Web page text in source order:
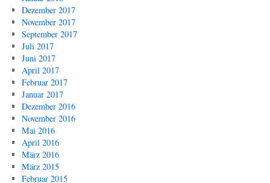
Dezember 2017
November 2017
September 2017
Juli 2017
Juni 2017
April 2017
Februar 2017
Januar 2017
Dezember 2016
November 2016
Mai 2016
April 2016
März 2016
März 2015
Februar 2015